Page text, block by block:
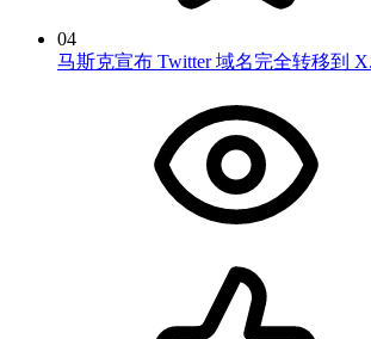
04
马斯克宣布 Twitter 域名完全转移到